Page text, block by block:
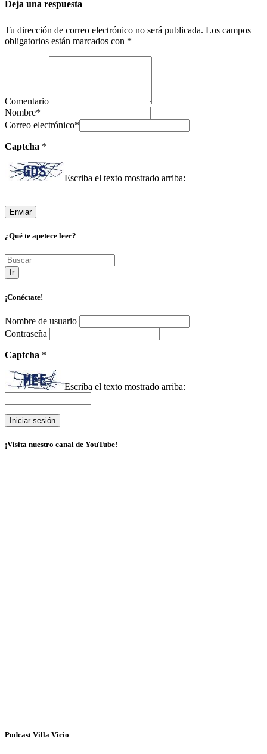
Deja una respuesta
Tu dirección de correo electrónico no será publicada. Los campos
obligatorios están marcados con *
Comentario
Nombre*
Correo electrónico*
Captcha *
Escriba el texto mostrado arriba:
¿Qué te apetece leer?
Ir
¡Conéctate!
Nombre de usuario
Contraseña
Captcha *
Escriba el texto mostrado arriba:
¡Visita nuestro canal de YouTube!
Podcast Villa Vicio